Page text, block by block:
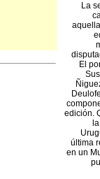
La
El
edición.
última
en un